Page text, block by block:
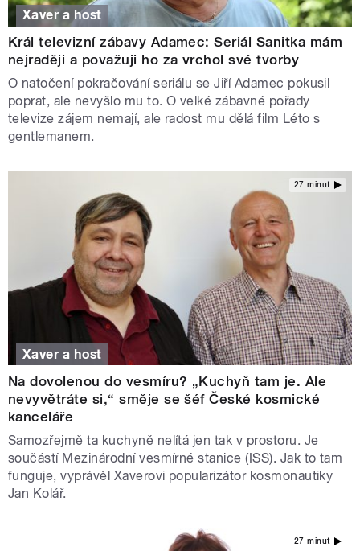
Xaver a host
Král televizní zábavy Adamec: Seriál Sanitka mám
nejraději a považuji ho za vrchol své tvorby
O natočení pokračování seriálu se Jiří Adamec pokusil
poprat, ale nevyšlo mu to. O velké zábavné pořady
televize zájem nemají, ale radost mu dělá film Léto s
gentlemanem.
27 minut
Xaver a host
Na dovolenou do vesmíru? „Kuchyň tam je. Ale
nevyvětráte si,“ směje se šéf České kosmické
kanceláře
Samozřejmě ta kuchyně nelítá jen tak v prostoru. Je
součástí Mezinárodní vesmírné stanice (ISS). Jak to tam
funguje, vyprávěl Xaverovi popularizátor kosmonautiky
Jan Kolář.
27 minut